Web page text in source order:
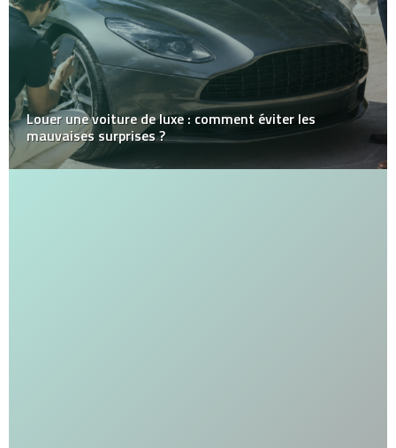
Louer une voiture de luxe : comment éviter les
mauvaises surprises ?